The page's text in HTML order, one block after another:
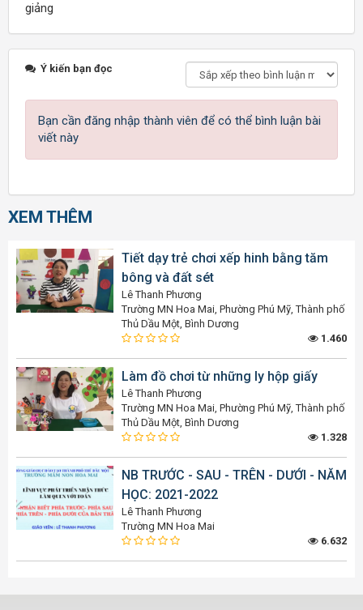
giảng
Ý kiến bạn đọc
Bạn cần đăng nhập thành viên để có thể bình luận bài
viết này
XEM THÊM
Tiết dạy trẻ chơi xếp hinh bằng tăm
bông và đất sét
Lê Thanh Phương
Trường MN Hoa Mai, Phường Phú Mỹ, Thành phố
Thủ Dầu Một, Bình Dương
1.460
Làm đồ chơi từ những ly hộp giấy
Lê Thanh Phương
Trường MN Hoa Mai, Phường Phú Mỹ, Thành phố
Thủ Dầu Một, Bình Dương
1.328
NB TRƯỚC - SAU - TRÊN - DƯỚI - NĂM
HỌC: 2021-2022
Lê Thanh Phương
Trường MN Hoa Mai
6.632